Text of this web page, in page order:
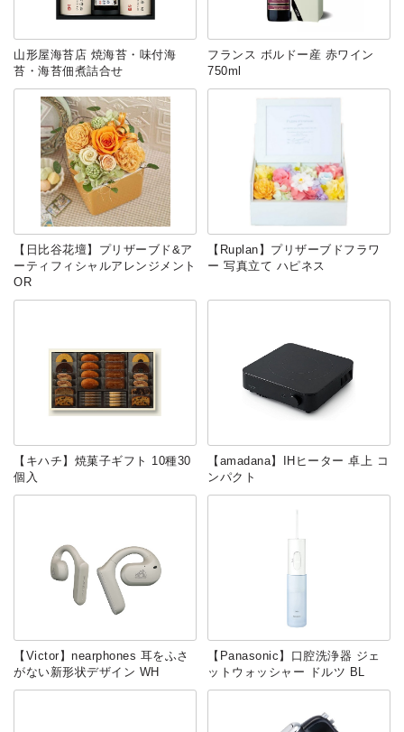
山形屋海苔店 焼海苔・味付海
苔・海苔佃煮詰合せ
フランス ボルドー産 赤ワイン
750ml
【日比谷花壇】プリザーブド&ア
ーティフィシャルアレンジメント
OR
【Ruplan】プリザーブドフラワ
ー 写真立て ハピネス
【キハチ】焼菓子ギフト 10種30
個入
【amadana】IHヒーター 卓上 コ
ンパクト
【Victor】nearphones 耳をふさ
がない新形状デザイン WH
【Panasonic】口腔洗浄器 ジェ
ットウォッシャー ドルツ BL